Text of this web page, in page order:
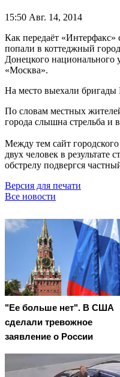
15:50 Авг. 14, 2014
Как передаёт «Интерфакс»
попали в коттеджный
Донецкого национального
«Москва».
На место выехали
По словам местных
города слышна стрельба и
Между тем сайт
двух человек в результате
обстрелу подвергся
Версия для печати
Все новости
"Ее больше нет". В США
сделали тревожное
заявление о России